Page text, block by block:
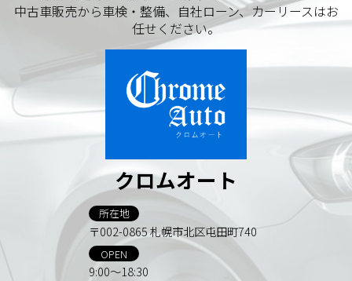
中古車販売から車検・整備、自社ローン、カーリースはお
任せください。
クロムオート
所在地
〒002-0865 札幌市北区屯田町740
OPEN
9:00～18:30